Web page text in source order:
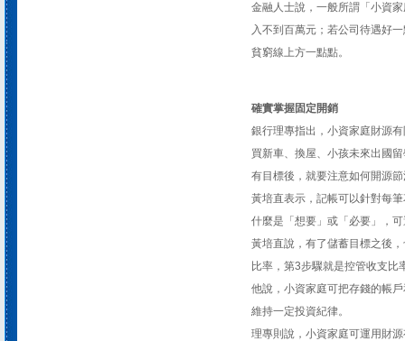
金融人士說，一般所謂「小資
入不到百萬元；若公司待遇好
貧窮線上方一點點。
確實掌握固定開銷
銀行理專指出，小資家庭財源
買新車、換屋、小孩未來出國
有目標後，就要注意如何開源
黃培直表示，記帳可以針對每
什麼是「想要」或「必要」，
黃培直說，有了儲蓄目標之後
比率，第3步驟就是控管收支比
他說，小資家庭可把存錢的帳
維持一定投資紀律。
理專則說，小資家庭可運用財